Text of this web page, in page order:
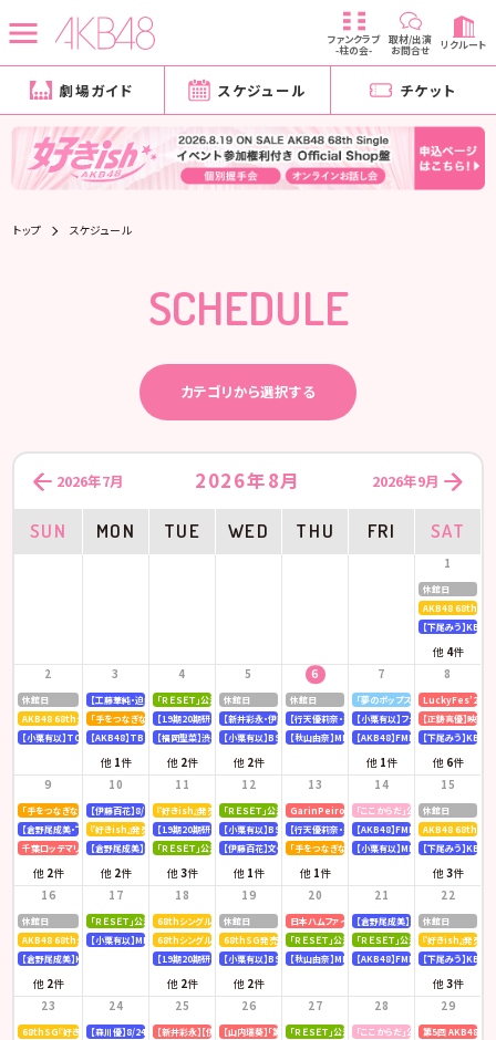
ファンクラブ
-柱の会-
取材/出演
お問合せ リクルート
劇場ガイド スケジュール チケット
トップ スケジュール
SCHEDULE
カテゴリから選択する
2026年8月
2026年7月 2026年9月
SUN MON TUE WED THU FRI SAT
休館日
AKB48 68thシン
【下尾みう】
他 4件
1
休館日
AKB48 68thシングル OS盤 【個別握手会】 @パシフィコ横浜
【小栗有以】TOKYOMX「MXグランプリ2026～異端芸人決定戦～」
2
【工藤華純・迫由芽実】大分合同新聞
「手をつなぎながら」公演
【AKB48】TBS「CDTV ライブ! ライブ!」
他 1件
3
「ＲＥＳＥＴ」公演
【19期20期研究生】SHOWROOM「AKB48研究生パレット 〜多彩な魅力をお届け〜」
【福岡聖菜】渋谷クロスFM「AKB48福岡聖菜の あなたに福を届けますらじお☆」
他 2件
4
休館日
【新井彩永・伊藤百花】文化放送「矢吹奈子のレコメン！」
【小栗有以】BSテレ東「ドライな同期の溺愛癖」
他 2件
5
休館日
【行天優莉奈・新井彩永】ラジオNIKKEI「虎ノ門 トレ
【秋山由奈】MBSラジオ「アッパレやってまーす！」
6
「夢のポップスター」公演
【小栗有以】フジテレビ「全力！脱力タ
【AKB48】FMFUJI「AKB48の
他 1件
7
LuckyFes’26
【正鋳真優】映画
【下尾みう】
他 6件
8
「手をつなぎながら」公演
【倉野尾成美・下尾みう・工藤華純・山口結愛】LOVE FM「AKB48九州放送部！」
千葉ロッテマリーンズ「BLACK SUMMER WEEK supported by クーリッシュ」
他 2件
9
【伊藤百花】8/10(月)発売「mini 9月号」
『好きish』発売記念 リミスタインターネットサイン会
【倉野尾成美】KBCラジオ「下町やぶさか診療所」
他 2件
10
『好きish』発売記念 リミスタインターネットサイン会
【19期20期研究生】SHOWROOM「AKB48研究生パレット 〜多彩な魅力をお届け〜」
「ＲＥＳＥＴ」公演
他3件
11
「ＲＥＳＥＴ」公演
【小栗有以】BSテレ東「ドライな同期の溺愛癖」
【伊藤百花】文化放送「AKB48伊藤百花のひと“花”咲かせたいっ！」
他 1件
12
GarinPeiro FES 『THE ROOTS 2026』
【行天優莉奈・新井彩永】ラジオNIKKEI「虎ノ門 トレ
「手をつなぎながら」公演
他 1件
13
「ここからだ」公演
【AKB48】FMFUJI「AKB48の
【小栗有以】MBSテレビ「深夜の爆
14
休館日
AKB48 68thシン
【下尾みう】
他3件
15
休館日
AKB48 68thシングル OS盤 【オンラインお話し会】
【倉野尾成美】KBCラジオ「下町やぶさか診療所」
他 2件
16
「ＲＥＳＥＴ」公演
【小栗有以】MBSラジオ「アッパレやってまーす！」
17
68thシングル『好きish』発売記念 「グループ握手会」
68thシングル『好きish』 発売記念「お見送り会」
【19期20期研究生】SHOWROOM「AKB48研究生パレット 〜多彩な魅力をお届け〜」
他 2件
18
休館日
68thSG発売記念イベント「『好きish』握手祭」
【小栗有以】BSテレ東「ドライな同期の溺愛癖」
他 2件
19
日本ハムファイターズ〈AFTER GAME〉スペシャルラ
「ＲＥＳＥＴ」公演
【秋山由奈】MBSラジオ「アッパレやってまーす！」
20
【倉野尾成美】8/21(金)発売『アップ
「ＲＥＳＥＴ」公演
【AKB48】FMFUJI「AKB48の
21
休館日
『好きish』発売記
【下尾みう】
他3件
22
68thSG『好きish』初回限定盤 発売記念「仙台握手会」
23
【森川優】8/24(月)発売「B.L.T. SUMMER CANDY 2026」
24
【新井彩永】【伊藤百花】ピンク・レディー 「トリビュートコンサート」
25
【山内瑞葵】「第14回 全国高等学校ダンス部選手権」
26
「ＲＥＳＥＴ」公演
27
「ここからだ」公演
28
第5回 AKB48グル
29